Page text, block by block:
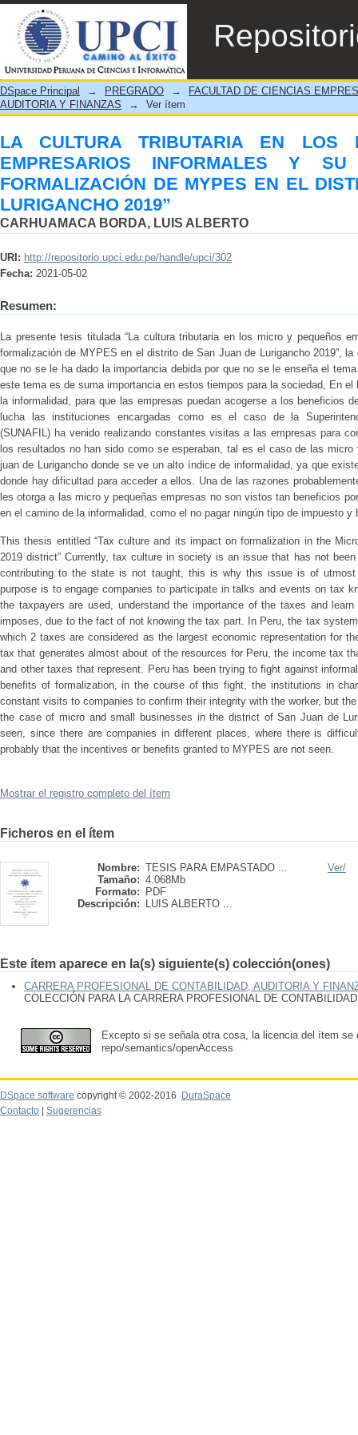
LA CULTURA TRIBUTARIA EN LOS
INCIDENCIA EN LA
LURIGANCHO 2019”
DSpace Principal → PREGRADO →
FACULTAD DE CIENCIAS
AUDITORIA Y FINANZAS
→ Ver ítem
LA CULTURA TRIBUTARIA EN LOS
EMPRESARIOS INFORMALES Y
FORMALIZACIÓN DE MYPES EN EL
LURIGANCHO 2019”
CARHUAMACA BORDA, LUIS ALBERTO
URI: http://repositorio.upci.edu.pe/handle/upci/302
Fecha: 2021-05-02
Resumen:
La presente tesis titulada “La cultura tributaria en los micro y pequeños
formalización de MYPES en el distrito de San Juan de Lurigancho 2019”,
que no se le ha dado la importancia debida por que no se le enseña el
este tema es de suma importancia en estos tiempos para la sociedad, En
la informalidad, para que las empresas puedan acogerse a los beneficios
lucha las instituciones encargadas como es el caso de la
(SUNAFIL) ha venido realizando constantes visitas a las empresas para
los resultados no han sido como se esperaban, tal es el caso de las
juan de Lurigancho donde se ve un alto índice de informalidad, ya que
donde hay dificultad para acceder a ellos. Una de las razones
les otorga a las micro y pequeñas empresas no son vistos tan beneficios
en el camino de la informalidad, como el no pagar ningún tipo de impuesto
This thesis entitled “Tax culture and its impact on formalization in the
2019 district” Currently, tax culture in society is an issue that has not
contributing to the state is not taught, this is why this issue is of
purpose is to engage companies to participate in talks and events on tax
the taxpayers are used, understand the importance of the taxes and
imposes, due to the fact of not knowing the tax part. In Peru, the tax
which 2 taxes are considered as the largest economic representation for
tax that generates almost about of the resources for Peru, the income tax
and other taxes that represent. Peru has been trying to fight against
benefits of formalization, in the course of this fight, the institutions in
constant visits to companies to confirm their integrity with the worker, but
the case of micro and small businesses in the district of San Juan de
seen, since there are companies in different places, where there is
probably that the incentives or benefits granted to MYPES are not seen.
Mostrar el registro completo del ítem
Ficheros en el ítem
Nombre: TESIS PARA EMPASTADO ...
Tamaño: 4.068Mb
Formato:
PDF
Descripción:
LUIS ALBERTO ...
Ver/
Este ítem aparece en la(s) siguiente(s) colección(ones)
CARRERA PROFESIONAL DE CONTABILIDAD, AUDITORIA Y
COLECCIÓN PARA LA CARRERA PROFESIONAL DE
Excepto si se señala otra cosa, la licencia del ítem se
repo/semantics/openAccess
DSpace software copyright © 2002-2016
DuraSpace
Contacto
Sugerencias